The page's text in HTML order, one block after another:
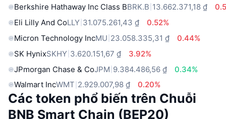
Berkshire Hathaway Inc Class BBRK.B 13.662.371,18 ₫
Eli Lilly And CoLLY 31.075.261,43 ₫
0.52%
Micron Technology IncMU 23.058.335,31 ₫
0.44%
SK HynixSKHY 3.620.151,67 ₫
3.92%
JPmorgan Chase & CoJPM 9.384.486,56 ₫
0.34%
Walmart IncWMT 2.929.007,98 ₫ 0.20%
Các token phổ biến trên Chuỗi
BNB Smart Chain (BEP20)